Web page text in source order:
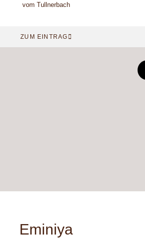
vom Tullnerbach
ZUM EINTRAG
Eminiya